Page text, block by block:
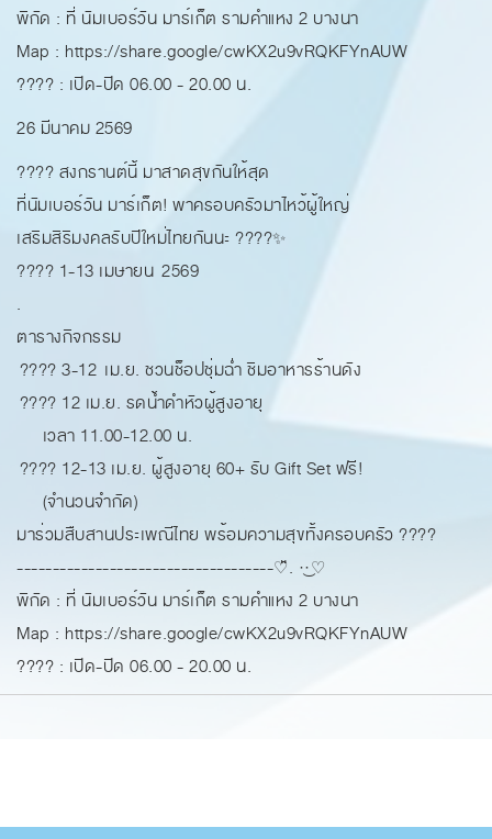
พิกัด : ที่ นัมเบอร์วัน มาร์เก็ต รามคำแหง 2 บางนา
Map : https://share.google/cwKX2u9vRQKFYnAUW
????️ : เปิด-ปิด 06.00 - 20.00 น.
26 มีนาคม 2569
???? สงกรานต์นี้ มาสาดสุขกันให้สุด
ที่นัมเบอร์วัน มาร์เก็ต! พาครอบครัวมาไหว้ผู้ใหญ่
เสริมสิริมงคลรับปีใหม่ไทยกันนะ ????✨
???? 1-13 เมษายน 2569
.
ตารางกิจกรรม
???? 3-12 เม.ย. ชวนช็อปชุ่มฉ่ำ ชิมอาหารร้านดัง
???? 12 เม.ย. รดน้ำดำหัวผู้สูงอายุ
เวลา 11.00-12.00 น.
???? 12-13 เม.ย. ผู้สูงอายุ 60+ รับ Gift Set ฟรี!
(จำนวนจำกัด)
มาร่วมสืบสานประเพณีไทย พร้อมความสุขทั้งครอบครัว ????
------------------------------------♡̆̈. ·͜·♡
พิกัด : ที่ นัมเบอร์วัน มาร์เก็ต รามคำแหง 2 บางนา
Map : https://share.google/cwKX2u9vRQKFYnAUW
????️ : เปิด-ปิด 06.00 - 20.00 น.